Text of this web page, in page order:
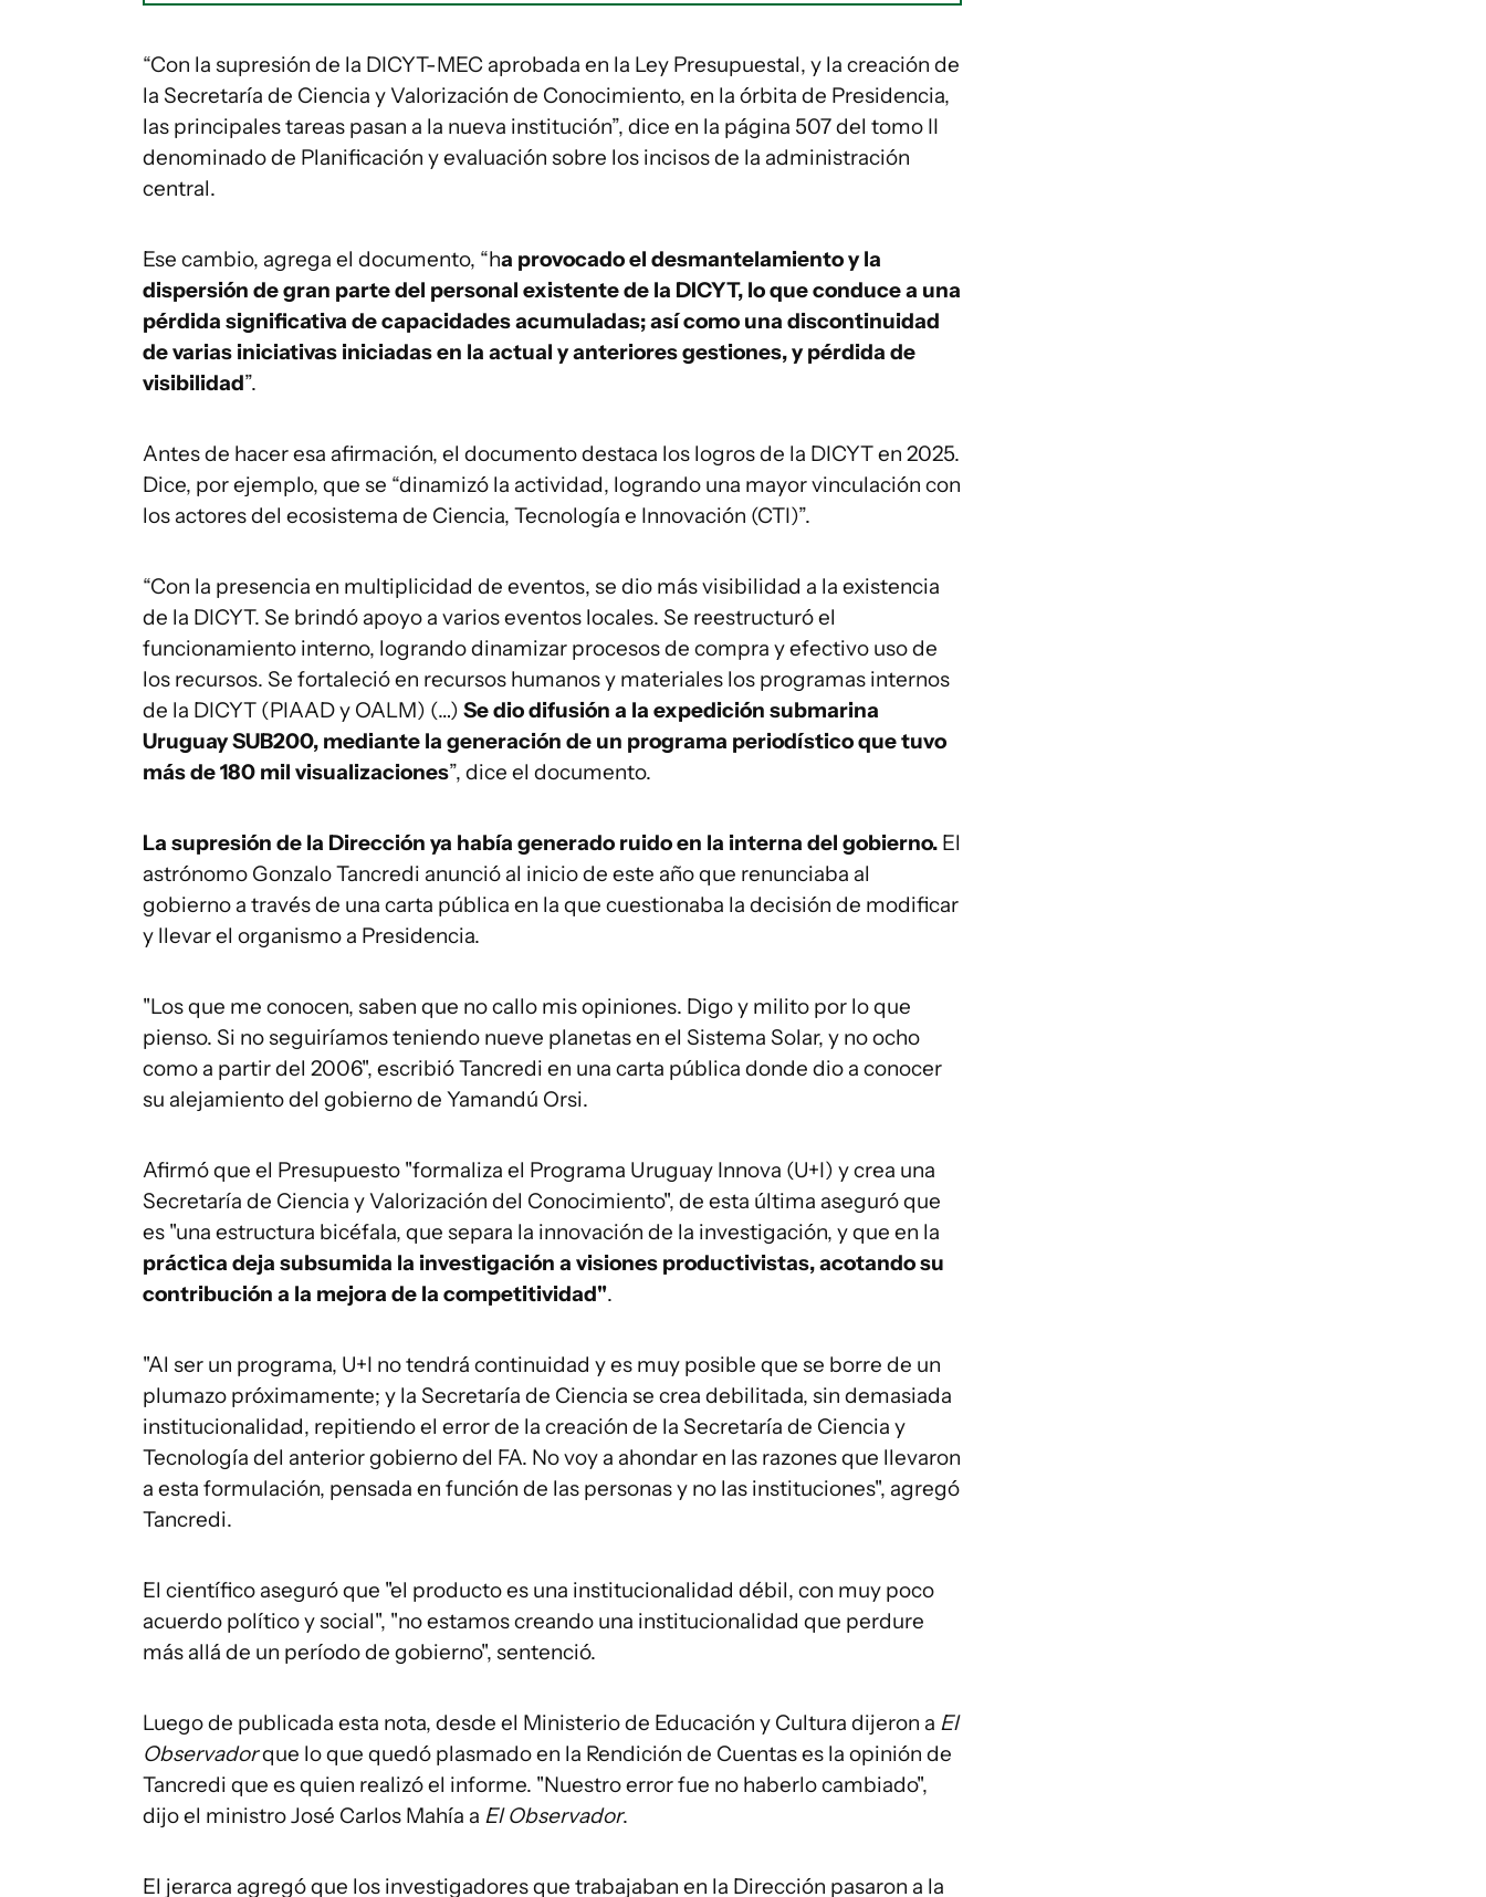
“Con la supresión de la DICYT-MEC aprobada en la Ley Presupuestal, y la creación de
la Secretaría de Ciencia y Valorización de Conocimiento, en la órbita de Presidencia,
las principales tareas pasan a la nueva institución”, dice en la página 507 del tomo II
denominado de Planificación y evaluación sobre los incisos de la administración
central.
Ese cambio, agrega el documento, “ha provocado el desmantelamiento y la
dispersión de gran parte del personal existente de la DICYT, lo que conduce a una
pérdida significativa de capacidades acumuladas; así como una discontinuidad
de varias iniciativas iniciadas en la actual y anteriores gestiones, y pérdida de
visibilidad”.
Antes de hacer esa afirmación, el documento destaca los logros de la DICYT en 2025.
Dice, por ejemplo, que se “dinamizó la actividad, logrando una mayor vinculación con
los actores del ecosistema de Ciencia, Tecnología e Innovación (CTI)”.
“Con la presencia en multiplicidad de eventos, se dio más visibilidad a la existencia
de la DICYT. Se brindó apoyo a varios eventos locales. Se reestructuró el
funcionamiento interno, logrando dinamizar procesos de compra y efectivo uso de
los recursos. Se fortaleció en recursos humanos y materiales los programas internos
de la DICYT (PIAAD y OALM) (…) Se dio difusión a la expedición submarina
Uruguay SUB200, mediante la generación de un programa periodístico que tuvo
más de 180 mil visualizaciones”, dice el documento.
La supresión de la Dirección ya había generado ruido en la interna del gobierno. El
astrónomo Gonzalo Tancredi anunció al inicio de este año que renunciaba al
gobierno a través de una carta pública en la que cuestionaba la decisión de modificar
y llevar el organismo a Presidencia.
"Los que me conocen, saben que no callo mis opiniones. Digo y milito por lo que
pienso. Si no seguiríamos teniendo nueve planetas en el Sistema Solar, y no ocho
como a partir del 2006", escribió Tancredi en una carta pública donde dio a conocer
su alejamiento del gobierno de Yamandú Orsi.
Afirmó que el Presupuesto "formaliza el Programa Uruguay Innova (U+I) y crea una
Secretaría de Ciencia y Valorización del Conocimiento", de esta última aseguró que
es "una estructura bicéfala, que separa la innovación de la investigación, y que en la
práctica deja subsumida la investigación a visiones productivistas, acotando su
contribución a la mejora de la competitividad".
"Al ser un programa, U+I no tendrá continuidad y es muy posible que se borre de un
plumazo próximamente; y la Secretaría de Ciencia se crea debilitada, sin demasiada
institucionalidad, repitiendo el error de la creación de la Secretaría de Ciencia y
Tecnología del anterior gobierno del FA. No voy a ahondar en las razones que llevaron
a esta formulación, pensada en función de las personas y no las instituciones", agregó
Tancredi.
El científico aseguró que "el producto es una institucionalidad débil, con muy poco
acuerdo político y social", "no estamos creando una institucionalidad que perdure
más allá de un período de gobierno", sentenció.
Luego de publicada esta nota, desde el Ministerio de Educación y Cultura dijeron a El
Observadorque lo que quedó plasmado en la Rendición de Cuentas es la opinión de
Tancredi que es quien realizó el informe. "Nuestro error fue no haberlo cambiado",
dijo el ministro José Carlos Mahía a El Observador.
El jerarca agregó que los investigadores que trabajaban en la Dirección pasaron a la